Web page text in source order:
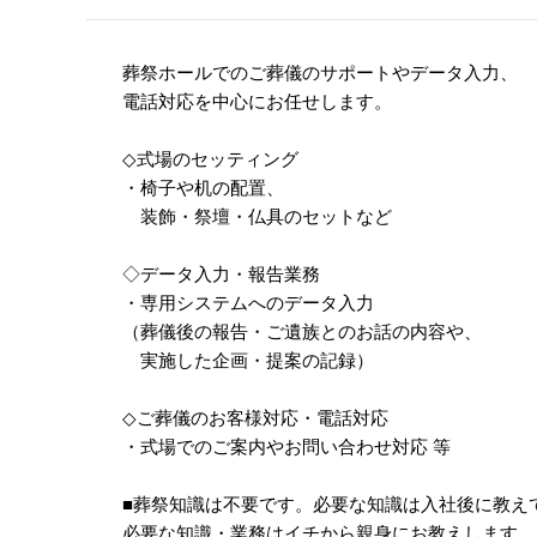
葬祭ホールでのご葬儀のサポートやデータ入力、
電話対応を中心にお任せします。
◇式場のセッティング
・椅子や机の配置、
装飾・祭壇・仏具のセットなど
◇データ入力・報告業務
・専用システムへのデータ入力
（葬儀後の報告・ご遺族とのお話の内容や、
実施した企画・提案の記録）
◇ご葬儀のお客様対応・電話対応
・式場でのご案内やお問い合わせ対応 等
■葬祭知識は不要です。必要な知識は入社後に教え
必要な知識・業務はイチから親身にお教えします。